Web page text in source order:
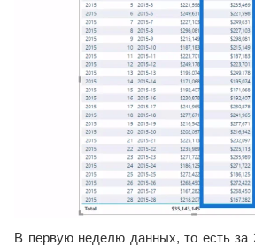
В первую неделю данных, то есть за